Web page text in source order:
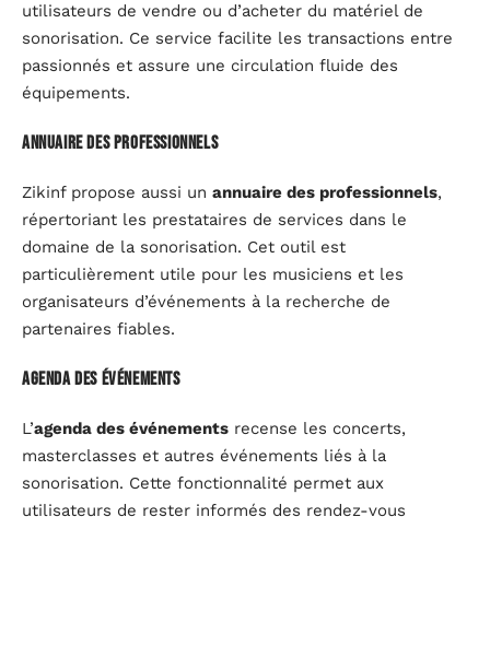
utilisateurs de vendre ou d’acheter du matériel de
sonorisation. Ce service facilite les transactions entre
passionnés et assure une circulation fluide des
équipements.
Annuaire des professionnels
Zikinf propose aussi un annuaire des professionnels,
répertoriant les prestataires de services dans le
domaine de la sonorisation. Cet outil est
particulièrement utile pour les musiciens et les
organisateurs d’événements à la recherche de
partenaires fiables.
Agenda des événements
L’agenda des événements recense les concerts,
masterclasses et autres événements liés à la
sonorisation. Cette fonctionnalité permet aux
utilisateurs de rester informés des rendez-vous